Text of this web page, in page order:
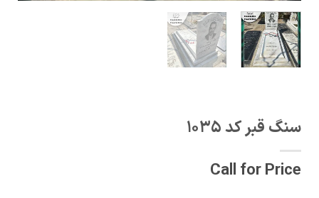
سنگ قبر کد 1035
Call for Price